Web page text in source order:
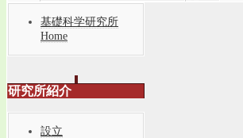
基礎科学研究所
Home
研究所紹介
設立